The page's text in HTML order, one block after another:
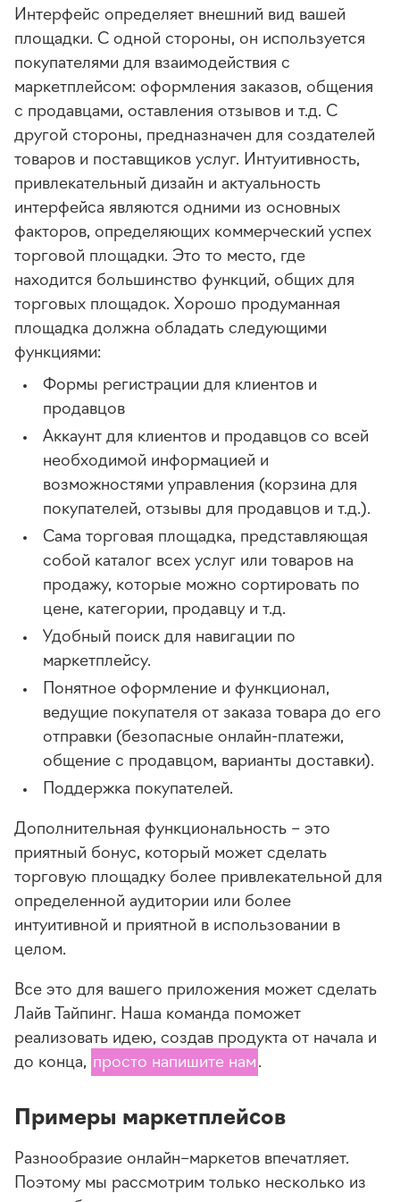
Интерфейс определяет внешний вид вашей
площадки. С одной стороны, он используется
покупателями для взаимодействия с
маркетплейсом: оформления заказов, общения
с продавцами, оставления отзывов и т.д. С
другой стороны, предназначен для создателей
товаров и поставщиков услуг. Интуитивность,
привлекательный дизайн и актуальность
интерфейса являются одними из основных
факторов, определяющих коммерческий успех
торговой площадки. Это то место, где
находится большинство функций, общих для
торговых площадок. Хорошо продуманная
площадка должна обладать следующими
функциями:
Формы регистрации для клиентов и
продавцов
Аккаунт для клиентов и продавцов со всей
необходимой информацией и
возможностями управления (корзина для
покупателей, отзывы для продавцов и т.д.).
Сама торговая площадка, представляющая
собой каталог всех услуг или товаров на
продажу, которые можно сортировать по
цене, категории, продавцу и т.д.
Удобный поиск для навигации по
маркетплейсу.
Понятное оформление и функционал,
ведущие покупателя от заказа товара до его
отправки (безопасные онлайн-платежи,
общение с продавцом, варианты доставки).
Поддержка покупателей.
Дополнительная функциональность – это
приятный бонус, который может сделать
торговую площадку более привлекательной для
определенной аудитории или более
интуитивной и приятной в использовании в
целом.
Все это для вашего приложения может сделать
Лайв Тайпинг. Наша команда поможет
реализовать идею, создав продукта от начала и
до конца, просто напишите нам.
Примеры маркетплейсов
Разнообразие онлайн–маркетов впечатляет.
Поэтому мы рассмотрим только несколько из